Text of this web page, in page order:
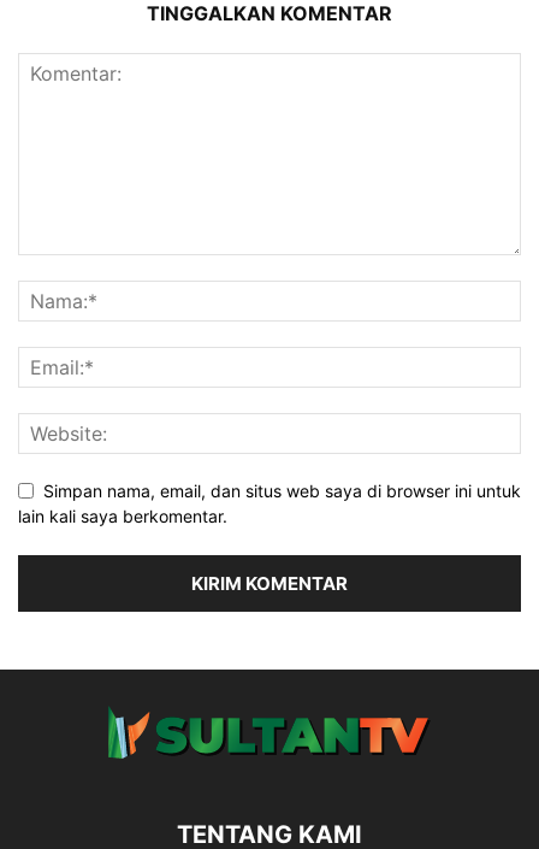
TINGGALKAN KOMENTAR
Simpan nama, email, dan situs web saya di browser ini untuk
lain kali saya berkomentar.
TENTANG KAMI